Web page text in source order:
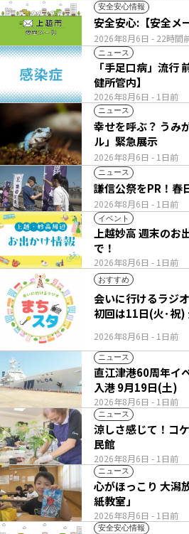
安全安心情報
2026年8月6日 - 22時間
安全安心:【安全メ
ニュース
2026年8月6日 - 1日前
「手足口病」流行 前の週の3倍に増加【上越保
健所管内】
ニュース
2026年8月6日 - 1日前
幸せを呼ぶ？ うみ
ル」緊急展示
ニュース
2026年8月6日 - 1日前
謙信公祭をPR！春
イベント
2026年8月6日 - 1日前
上越妙高 週末のお
で！
おすすめ
2026年8月6日 - 1日前
会いに行けるラジ
初回は11日(火･祝)
ニュース
2026年8月6日 - 1日前
直江津港60周年イ
入港 9月19日(土)
ニュース
2026年8月6日 - 1日前
涼しさ感じて！コ
民館
ニュース
2026年8月6日 - 1日前
心がほっこり 大潟
紙教室」
安全安心情報